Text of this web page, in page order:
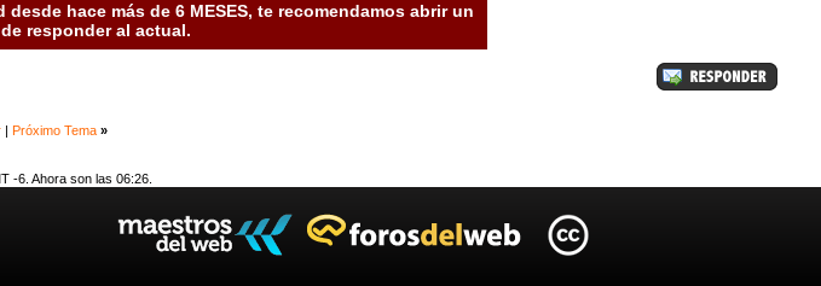
hace más de 6 MESES, te recomendamos abrir un
responder al actual.
Próximo Tema »
-6. Ahora son las 06:26.